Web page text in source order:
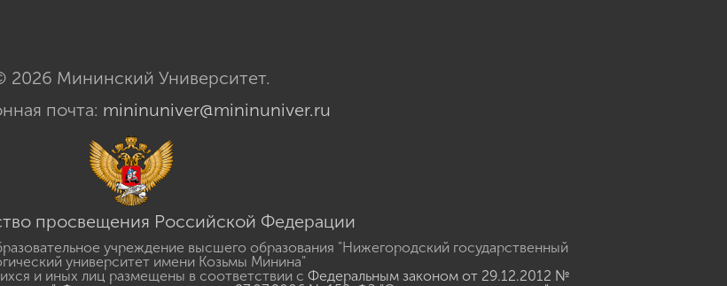
2026 Мининский Университет.
почта: mininuniver@mininuniver.ru
просвещения Российской Федерации
учреждение высшего образования "Нижегородский государственный
университет имени Козьмы Минина"
и иных лиц размещены в соответствии с Федеральным законом от 29.12.2012 №